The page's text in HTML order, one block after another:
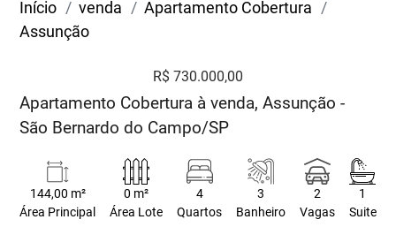
Início venda
Apartamento Cobertura
Assunção
R$ 730.000,00
Apartamento Cobertura à venda, Assunção -
São Bernardo do Campo/SP
144,00 m²
Área Principal
0 m²
Área Lote
4
Quartos
3
Banheiro
2
Vagas
1
Suite